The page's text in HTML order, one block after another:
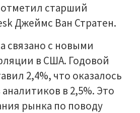
старший
Джеймс Ван Стратен.
связано с новыми
в США. Годовой
2,4%, что оказалось
в 2,5%. Это
рынка по поводу